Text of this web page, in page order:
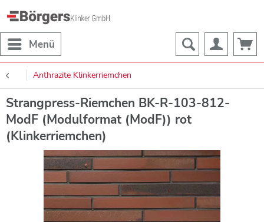
Menü
Anthrazite Klinkerriemchen
Strangpress-Riemchen BK-R-103-812-
ModF (Modulformat (ModF)) rot
(Klinkerriemchen)